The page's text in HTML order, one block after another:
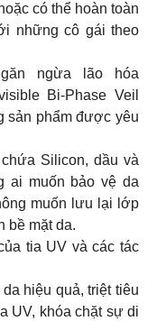
có thể hoàn toàn
những cô gái theo
ngừa lão hóa
Bi-Phase Veil
sản phẩm được yêu
Silicon, dầu và
ai muốn bảo vệ da
muốn lưu lại lớp
bề mặt da.
tia UV và các tác
hiệu quả, triệt tiêu
UV, khóa chặt sự di